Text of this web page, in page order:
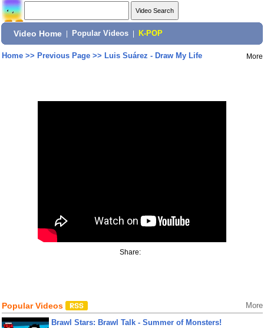
Video Home Popular Videos K-POP
Home>> Previous Page>> Luis Suárez - Draw My Life More
Share:
Popular Videos More
Brawl Stars: Brawl Talk - Summer of Monsters!